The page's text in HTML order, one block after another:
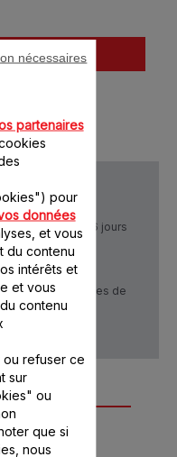
au panier
Livraison sous 5 à 6 jours
générales de
vente
partenaires
pour
données
et vous
du contenu
intérêts et
et vous
contenu
refuser ce
sur
ou
que si
nous
nécessaires